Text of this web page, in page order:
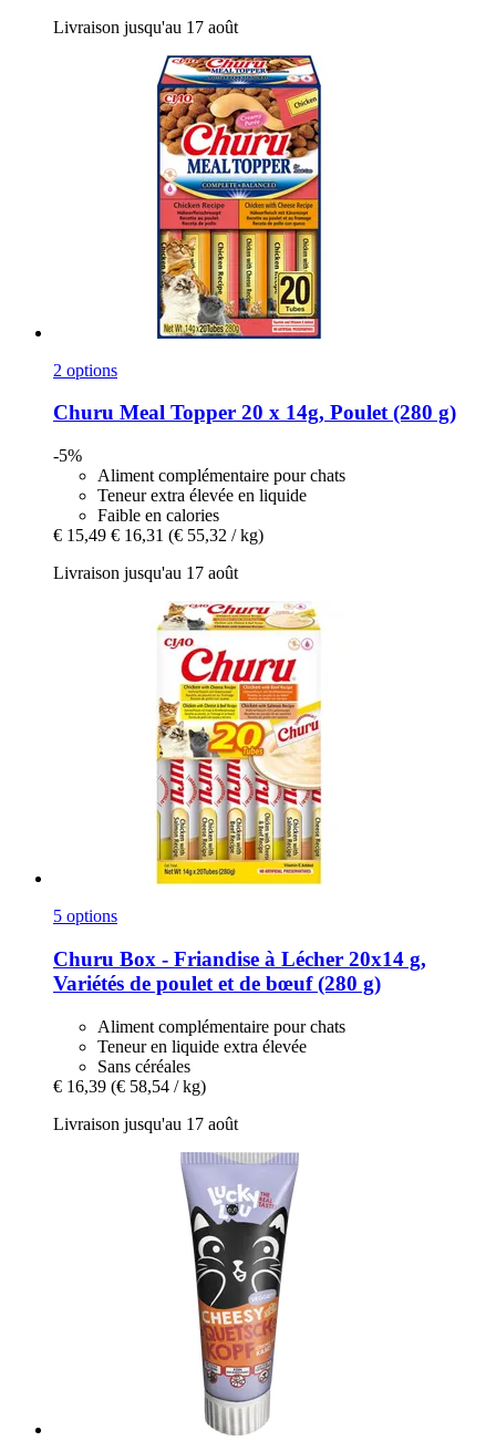
Livraison jusqu'au 17 août
2 options
Churu Meal Topper 20 x 14g, Poulet (280 g)
-5%
Aliment complémentaire pour chats
Teneur extra élevée en liquide
Faible en calories
€ 15,49 € 16,31 (€ 55,32 / kg)
Livraison jusqu'au 17 août
5 options
Churu Box -​ Friandise à Lécher 20x14 g,
Variétés de poulet et de bœuf (280 g)
Aliment complémentaire pour chats
Teneur en liquide extra élevée
Sans céréales
€ 16,39 (€ 58,54 / kg)
Livraison jusqu'au 17 août